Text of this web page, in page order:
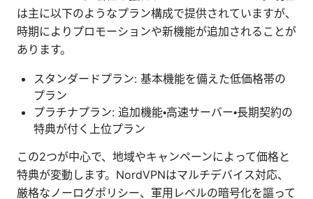
は主に以下のようなプラン構成で提供されていますが、
時期によりプロモーションや新機能が追加されることが
あります。
スタンダードプラン: 基本機能を備えた低価格帯の
プラン
プラチナプラン: 追加機能・高速サーバー・長期契約の
特典が付く上位プラン
この2つが中心で、地域やキャンペーンによって価格と
特典が変動します。NordVPNはマルチデバイス対応、
厳格なノーログポリシー、軍用レベルの暗号化を謳って